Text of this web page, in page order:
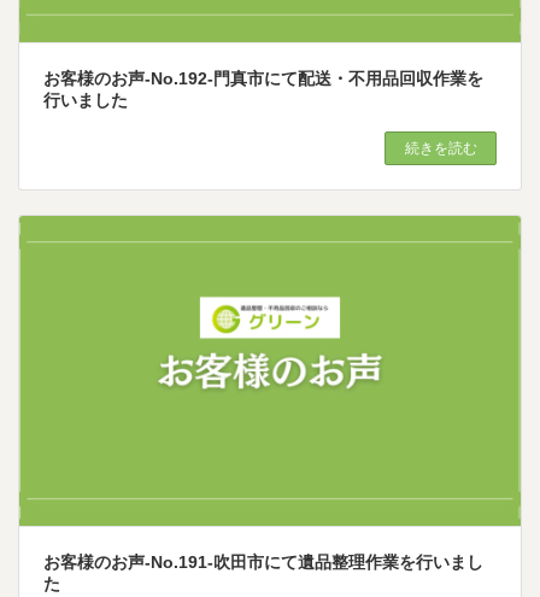
お客様のお声-No.192-門真市にて配送・不用品回収作業を
行いました
続きを読む
お客様のお声-No.191-吹田市にて遺品整理作業を行いまし
た